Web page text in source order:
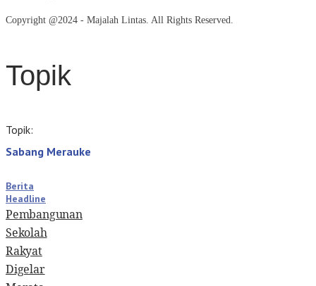
Copyright @2024 - Majalah Lintas. All Rights Reserved.
Topik
Topik:
Sabang Merauke
Berita
Headline
Pembangunan
Sekolah
Rakyat
Digelar